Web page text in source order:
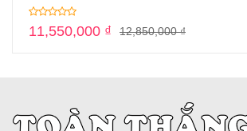
12,850,000₫
11,550,000 ₫